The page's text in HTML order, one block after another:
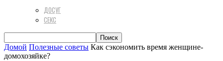
ДОСУГ
СЕКС
Домой Полезные советы Как сэкономить время женщине-
домохозяйке?